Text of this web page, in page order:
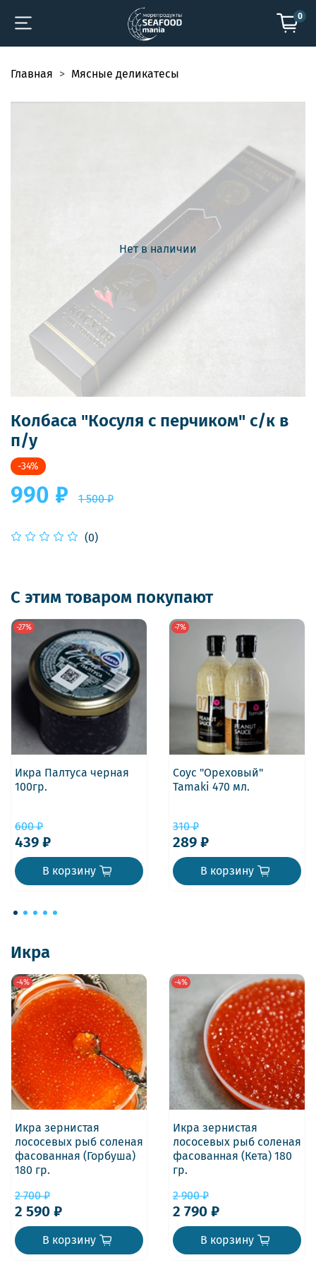
0
Главная Мясные деликатесы
Нет в наличии
Колбаса "Косуля с перчиком" с/к в
п/у
(0)
-34%
990 ₽ 1 500 ₽
С этим товаром покупают
-27%
Икра Палтуса черная
100гр.
600 ₽
439 ₽
В корзину
-7%
Соус "Ореховый"
Tamaki 470 мл.
310 ₽
289 ₽
В корзину
Икра
-4%
Икра зернистая
лососевых рыб соленая
фасованная (Горбуша)
180 гр.
2 700 ₽
2 590 ₽
В корзину
-4%
Икра зернистая
лососевых рыб соленая
фасованная (Кета) 180
гр.
2 900 ₽
2 790 ₽
В корзину